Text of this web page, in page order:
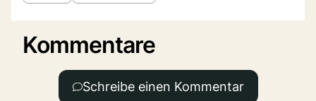
Kommentare
Schreibe einen Kommentar